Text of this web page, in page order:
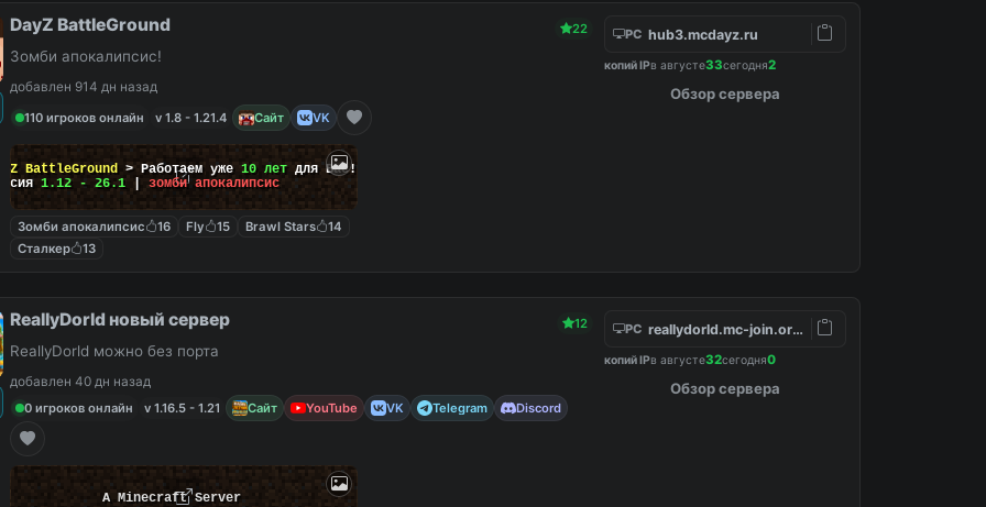
DayZ BattleGround 22
Зомби апокалипсис!
добавлен 914 дн назад
110 игроков онлайн
v 1.8 - 1.21.4 Сайт VK
BattleGround > Работаем уже 10 лет для Вас!
1.12 - 26.1 зомби апокалипсис
Зомби апокалипсис 16 Fly 15 Brawl Stars
14
Сталкер
13
PC hub3.mcdayz.ru
копий IPв августе33сегодня2
Обзор сервера
ReallyDorld новый сервер 12
ReallyDorld можно без порта
добавлен 40 дн назад
0 игроков онлайн
v 1.16.5 - 1.21 Сайт YouTube VK Telegram Discord
A Minecraft Server
PC reallydorld.mc-join.org:30186
копий IPв августе32сегодня0
Обзор сервера